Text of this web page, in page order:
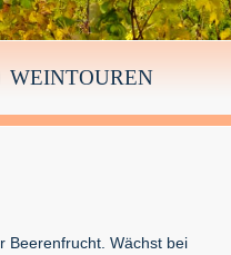
WEINTOUREN
Beerenfrucht. Wächst bei